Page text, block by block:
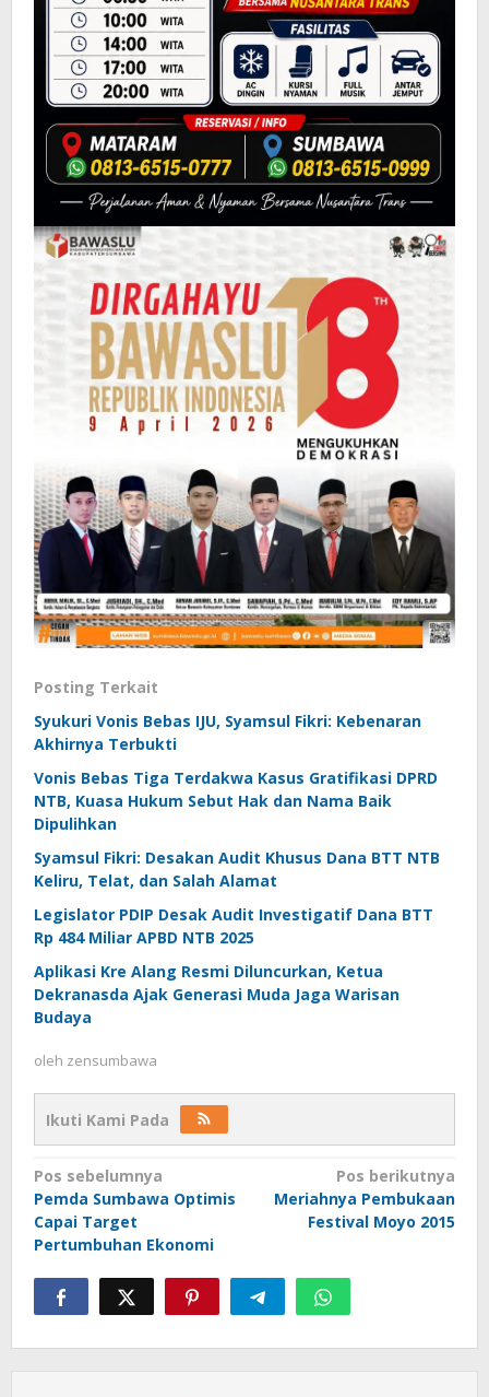
Posting Terkait
Syukuri Vonis Bebas IJU, Syamsul Fikri: Kebenaran
Akhirnya Terbukti
Vonis Bebas Tiga Terdakwa Kasus Gratifikasi DPRD
NTB, Kuasa Hukum Sebut Hak dan Nama Baik
Dipulihkan
Syamsul Fikri: Desakan Audit Khusus Dana BTT NTB
Keliru, Telat, dan Salah Alamat
Legislator PDIP Desak Audit Investigatif Dana BTT
Rp 484 Miliar APBD NTB 2025
Aplikasi Kre Alang Resmi Diluncurkan, Ketua
Dekranasda Ajak Generasi Muda Jaga Warisan
Budaya
oleh zensumbawa
Ikuti Kami Pada
Navigasi
pos
Pos sebelumnya
Pemda Sumbawa Optimis
Capai Target
Pertumbuhan Ekonomi
Pos berikutnya
Meriahnya Pembukaan
Festival Moyo 2015